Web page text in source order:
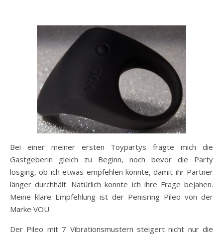
Bei einer meiner ersten Toypartys fragte mich die
Gastgeberin gleich zu Beginn, noch bevor die Party
losging, ob ich etwas empfehlen könnte, damit ihr Partner
länger durchhält. Natürlich konnte ich ihre Frage bejahen.
Meine klare Empfehlung ist der Penisring Pileo von der
Marke VOU.
Der Pileo mit 7 Vibrationsmustern steigert nicht nur die